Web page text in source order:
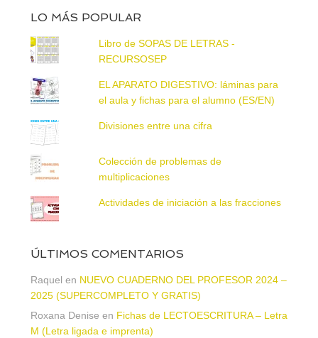
LO MÁS POPULAR
Libro de SOPAS DE LETRAS -
RECURSOSEP
EL APARATO DIGESTIVO: láminas para
el aula y fichas para el alumno (ES/EN)
Divisiones entre una cifra
Colección de problemas de
multiplicaciones
Actividades de iniciación a las fracciones
ÚLTIMOS COMENTARIOS
Raquel en NUEVO CUADERNO DEL PROFESOR 2024 –
2025 (SUPERCOMPLETO Y GRATIS)
Roxana Denise en Fichas de LECTOESCRITURA – Letra
M (Letra ligada e imprenta)